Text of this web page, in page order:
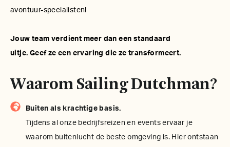
avontuur-specialisten!
Jouw team verdient meer dan een standaard
uitje. Geef ze een ervaring die ze transformeert.
Waarom Sailing Dutchman?
Buiten als krachtige basis.
Tijdens al onze bedrijfsreizen en events ervaar je
waarom buitenlucht de beste omgeving is. Hier ontstaan